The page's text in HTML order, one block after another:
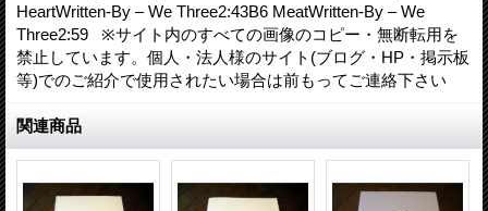
HeartWritten-By – We Three2:43B6 MeatWritten-By – We
Three2:59 ※サイト内のすべての画像のコピー・無断転用を
禁止しています。個人・法人様のサイト(ブログ・HP・掲示板
等)でのご紹介で使用されたい場合は前もってご連絡下さい
関連商品